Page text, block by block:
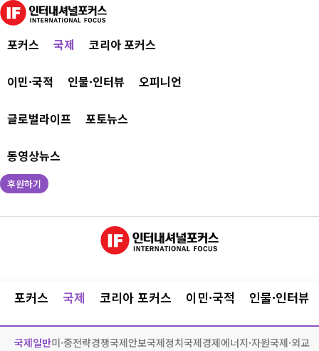
포커스 국제 코리아 포커스
이민·국적 인물·인터뷰 오피니언
글로벌라이프 포토뉴스
동영상뉴스
후원하기
포커스 국제 코리아 포커스 이민·국적 인물·인터뷰
국제일반미·중전략경쟁국제안보국제정치국제경제에너지·자원국제·외교